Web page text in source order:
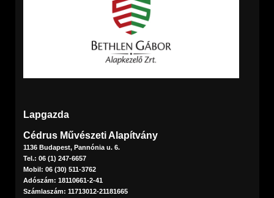
Lapgazda
Cédrus Művészeti Alapítvány
1136 Budapest, Pannónia u. 6.
Tel.: 06 (1) 247-6657
Mobil: 06 (30) 511-3762
Adószám: 18110661-2-41
Számlaszám: 11713012-21181665